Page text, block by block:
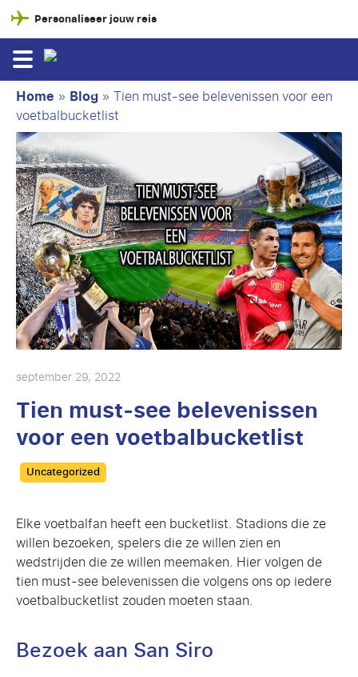
Personaliseer jouw reis
Home » Blog » Tien must-see belevenissen voor een
voetbalbucketlist
september 29, 2022
Tien must-see belevenissen
voor een voetbalbucketlist
Categories
Uncategorized
Elke voetbalfan heeft een bucketlist. Stadions die ze
willen bezoeken, spelers die ze willen zien en
wedstrijden die ze willen meemaken. Hier volgen de
tien must-see belevenissen die volgens ons op iedere
voetbalbucketlist zouden moeten staan.
Bezoek aan San Siro